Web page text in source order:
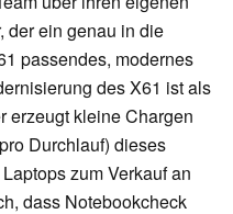
der ein genau in die
passendes, modernes
des X61 ist als
erzeugt kleine Chargen
Durchlauf) dieses
zum Verkauf an
dass Notebookcheck